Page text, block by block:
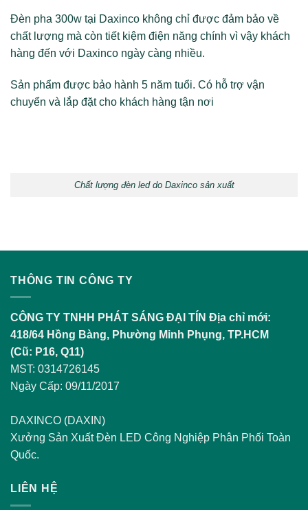
Đèn pha 300w tại Daxinco không chỉ được đảm bảo về
chất lượng mà còn tiết kiệm điện năng chính vì vậy khách
hàng đến với Daxinco ngày càng nhiều.
Sản phẩm được bảo hành 5 năm tuổi. Có hỗ trợ vận
chuyển và lắp đặt cho khách hàng tận nơi
Chất lượng đèn led do Daxinco sản xuất
THÔNG TIN CÔNG TY
CÔNG TY TNHH PHÁT SÁNG ĐẠI TÍN Địa chỉ mới:
418/64 Hồng Bàng, Phường Minh Phụng, TP.HCM
(Cũ: P16, Q11)
MST: 0314726145
Ngày Cấp: 09/11/2017
DAXINCO (DAXIN)
Xưởng Sản Xuất Đèn LED Công Nghiệp Phân Phối Toàn
Quốc.
LIÊN HỆ